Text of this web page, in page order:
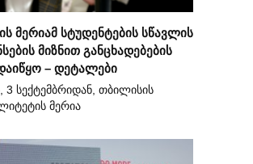
მერიამ სტუდენტების სწავლის
მიზნით განცხადებების
– დეტალები
3 სექტემბრიდან, თბილისის
მერია